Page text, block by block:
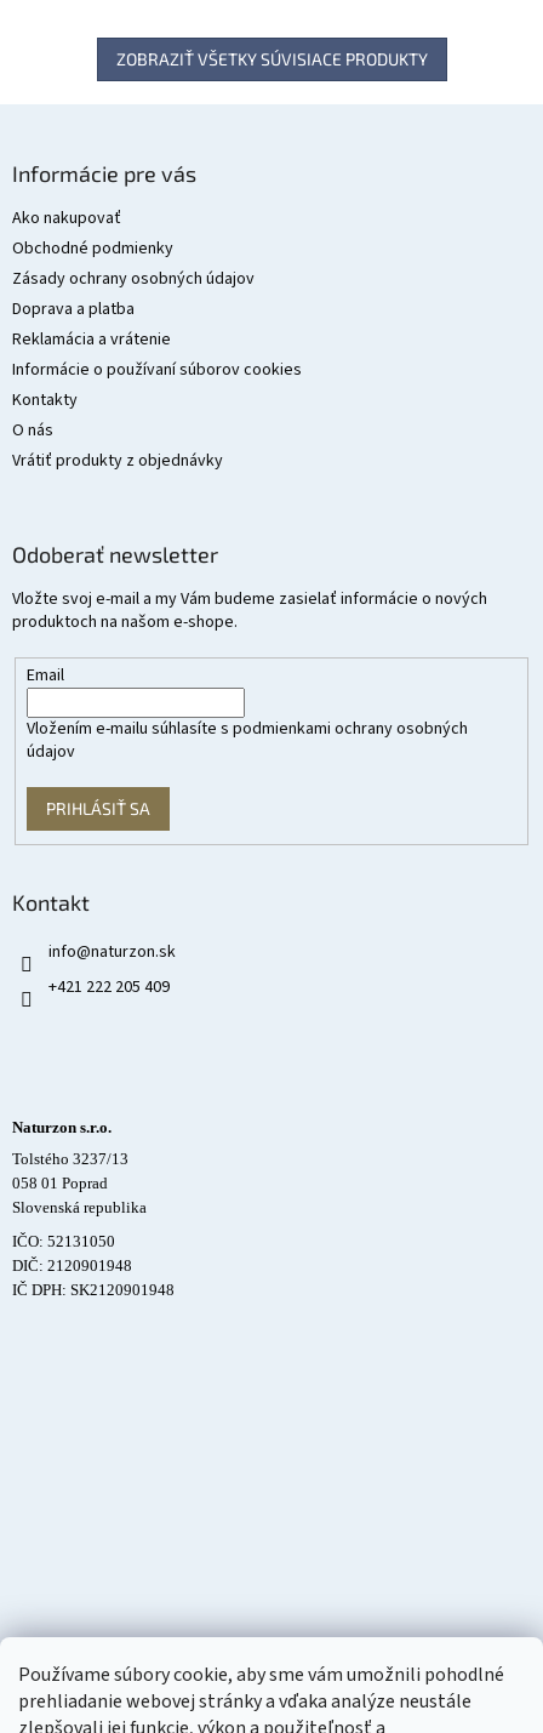
Používame súbory cookie, aby sme vám umožnili pohodlné
prehliadanie webovej stránky a vďaka analýze neustále
ZOBRAZIŤ VŠETKY SÚVISIACE PRODUKTY
Informácie pre vás
Ako nakupovať
Obchodné podmienky
Zásady ochrany osobných údajov
Doprava a platba
Reklamácia a vrátenie
Informácie o používaní súborov cookies
Kontakty
O nás
Vrátiť produkty z objednávky
Odoberať newsletter
Vložte svoj e-mail a my Vám budeme zasielať informácie o nových
produktoch na našom e-shope.
Email
Vložením e-mailu súhlasíte s podmienkami ochrany osobných
údajov
PRIHLÁSIŤ SA
Kontakt
info@naturzon.sk
+421 222 205 409
Naturzon s.r.o.
Tolstého 3237/13
058 01 Poprad
Slovenská republika
IČO: 52131050
DIČ: 2120901948
IČ DPH: SK2120901948